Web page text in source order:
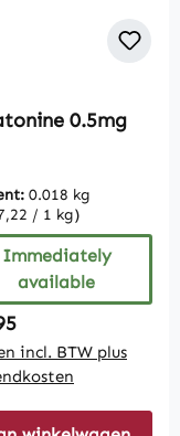
0.5mg
0.018 kg
/ 1 kg)
Immediately
available
price:
incl. BTW plus